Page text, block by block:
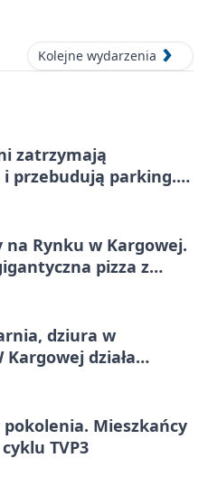
Kolejne wydarzenia
zatrzymają
i przebudują parking.
na Rynku w Kargowej.
pizza z
dziura w
działa
pokolenia. Mieszkańcy
TVP3